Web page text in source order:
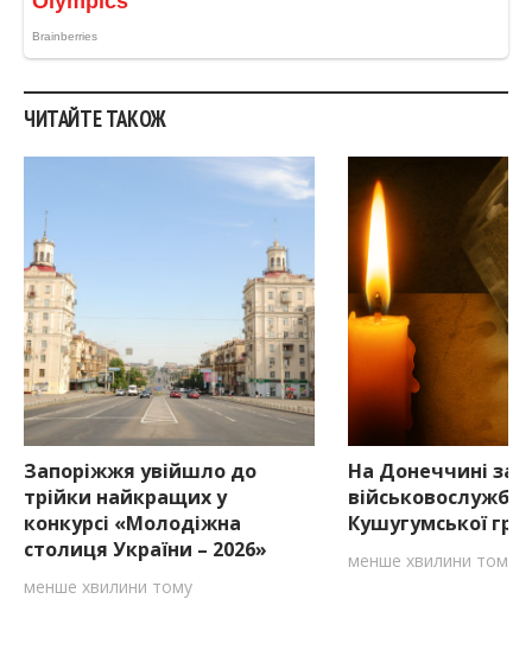
ЧИТАЙТЕ ТАКОЖ
Запоріжжя увійшло до
трійки найкращих у
конкурсі «Молодіжна
столиця України – 2026»
менше хвилини тому
На Донеччині
Кушугумської
менше хвилини тому